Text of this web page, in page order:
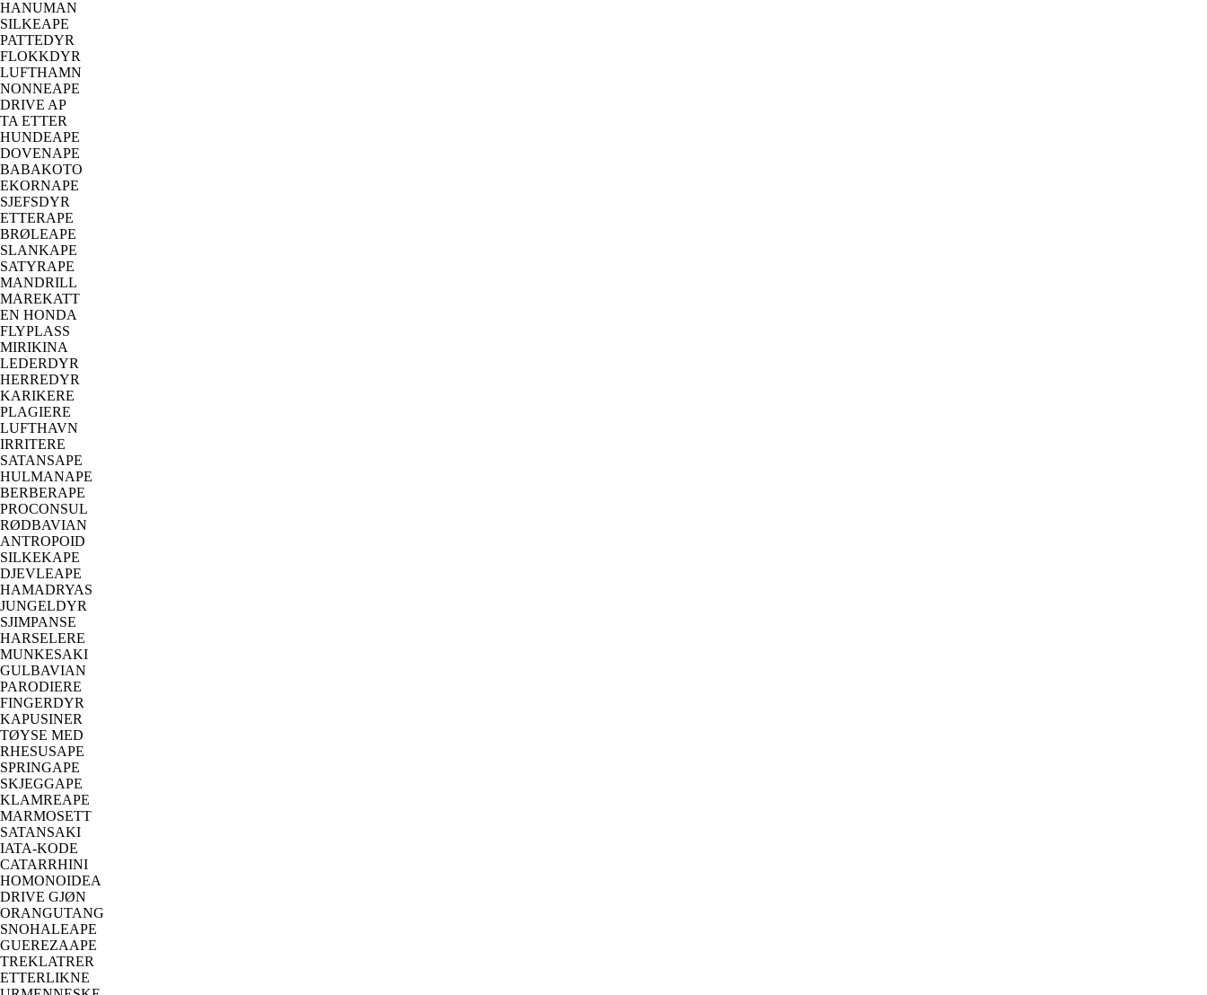
HANUMAN
SILKEAPE
PATTEDYR
FLOKKDYR
LUFTHAMN
NONNEAPE
DRIVE AP
TA ETTER
HUNDEAPE
DOVENAPE
BABAKOTO
EKORNAPE
SJEFSDYR
ETTERAPE
BRØLEAPE
SLANKAPE
SATYRAPE
MANDRILL
MAREKATT
EN HONDA
FLYPLASS
MIRIKINA
LEDERDYR
HERREDYR
KARIKERE
PLAGIERE
LUFTHAVN
IRRITERE
SATANSAPE
HULMANAPE
BERBERAPE
PROCONSUL
RØDBAVIAN
ANTROPOID
SILKEKAPE
DJEVLEAPE
HAMADRYAS
JUNGELDYR
SJIMPANSE
HARSELERE
MUNKESAKI
GULBAVIAN
PARODIERE
FINGERDYR
KAPUSINER
TØYSE MED
RHESUSAPE
SPRINGAPE
SKJEGGAPE
KLAMREAPE
MARMOSETT
SATANSAKI
IATA-KODE
CATARRHINI
HOMONOIDEA
DRIVE GJØN
ORANGUTANG
SNOHALEAPE
GUEREZAAPE
TREKLATRER
ETTERLIKNE